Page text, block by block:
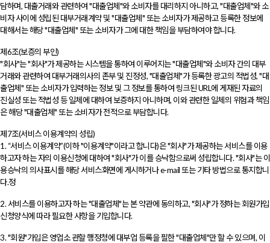
담하며, 대출거래와 관련하여 "대출업체"와 소비자를 대리하지 아니하고, "대출업체"와 소
비자 사이에 성립된 대부거래계약 및 "대출업체" 또는 소비자가 제공하고 등록한 정보에
대해서는 해당 "대출업체" 또는 소비자가 그에 대한 책임을 부담하여야 합니다.
제6조(보증의 부인)
"회사"는 "회사"가 제공하는 시스템을 통하여 이루어지는 "대출업체"와 소비자 간의 대부
거래와 관련하여 대부거래의사의 존부 및 진정성, "대출업체"가 등록한 광고의 적법성, "대
출업체" 또는 소비자가 입력하는 정보 및 그 정보를 통하여 링크된 URL에 게재된 자료의
진실성 또는 적법성 등 일체에 대하여 보증하지 아니하며, 이와 관련한 일체의 위험과 책임
은 해당 "대출업체" 또는 소비자가 전적으로 부담합니다.
제7조(서비스 이용계약의 성립)
1. “서비스 이용계약”(이하 "이용계약"이라고 합니다)은 "회사"가 제공하는 서비스를 이용
하고자 하는 자의 이용신청에 대하여 "회사"가 이를 승낙함으로써 성립합니다. "회사"는 이
용승낙의 의사표시를 해당 서비스화면에 게시하거나 e-mail 또는 기타 방법으로 통지합니
다.정
2. 서비스를 이용하고자 하는 "대출업체"는 본 약관에 동의하고, "회사"가 정하는 회원가입
신청양식에 따라 필요한 사항을 기입합니다.
3. "회원"가입은 영업소 관할 행정청에 대부업 등록을 필한 "대출업체"만 할 수 있으며, 이